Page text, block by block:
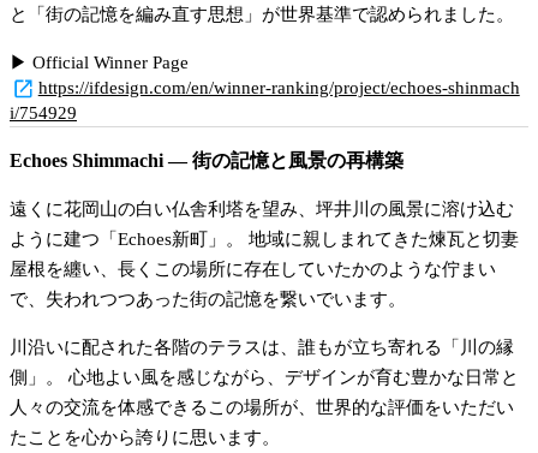
と「街の記憶を編み直す思想」が世界基準で認められました。
▶︎ Official Winner Page
https://ifdesign.com/en/winner-ranking/project/echoes-shinmach
i/754929
Echoes Shimmachi — 街の記憶と風景の再構築
遠くに花岡山の白い仏舎利塔を望み、坪井川の風景に溶け込む
ように建つ「Echoes新町」。 地域に親しまれてきた煉瓦と切妻
屋根を纏い、長くこの場所に存在していたかのような佇まい
で、失われつつあった街の記憶を繋いでいます。
川沿いに配された各階のテラスは、誰もが立ち寄れる「川の縁
側」。 心地よい風を感じながら、デザインが育む豊かな日常と
人々の交流を体感できるこの場所が、世界的な評価をいただい
たことを心から誇りに思います。